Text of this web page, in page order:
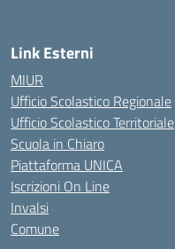
Link Esterni
MIUR
Ufficio Scolastico Regionale
Ufficio Scolastico Territoriale
Scuola in Chiaro
Piattaforma UNICA
Iscrizioni On Line
Invalsi
Comune